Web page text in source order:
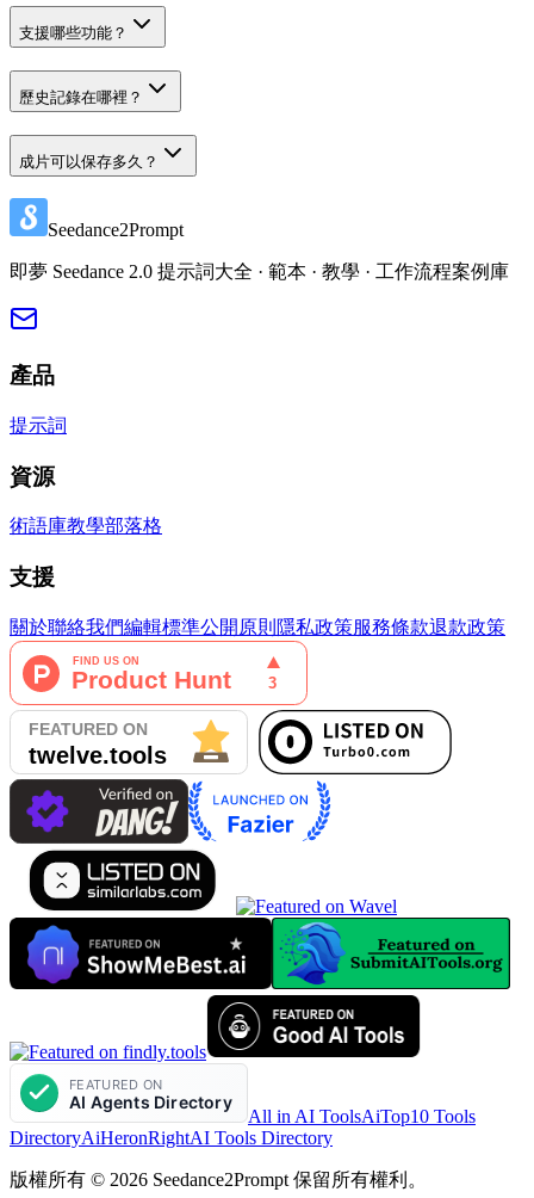
支援哪些功能？
歷史記錄在哪裡？
成片可以保存多久？
Seedance2Prompt
即夢 Seedance 2.0 提示詞大全 · 範本 · 教學 · 工作流程案例庫
產品
提示詞
資源
術語庫教學部落格
支援
關於聯絡我們編輯標準公開原則 隱私政策服務條款退款政策
All in AI ToolsAiTop10 Tools
DirectoryAiHeronRightAI Tools Directory
版權所有 © 2026 Seedance2Prompt 保留所有權利。